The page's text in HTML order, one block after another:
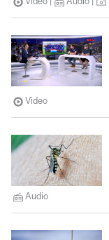
Video
Audio